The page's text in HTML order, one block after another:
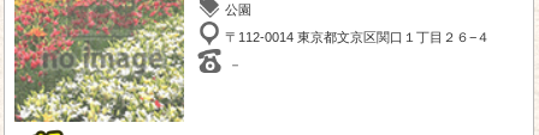
公園
〒112-0014 東京都文京区関口１丁目２６−４
－